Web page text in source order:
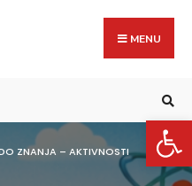
MENU
ZNANJA – AKTIVNOSTI